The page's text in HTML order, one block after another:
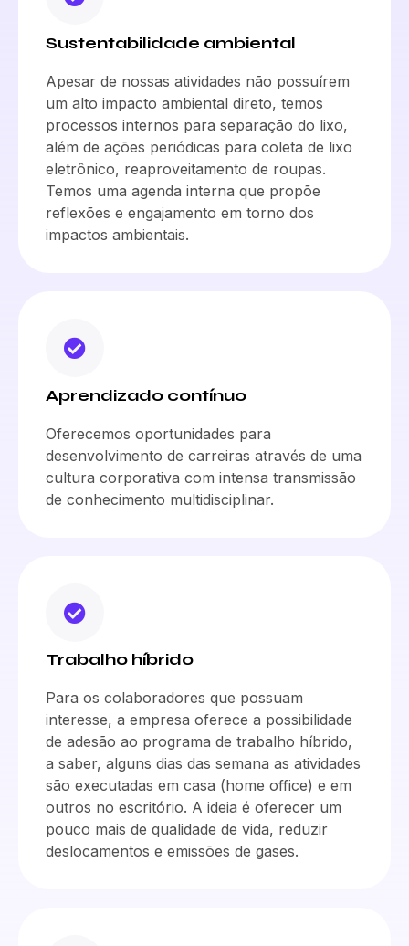
Sustentabilidade ambiental
Apesar de nossas atividades não possuírem
um alto impacto ambiental direto, temos
processos internos para separação do lixo,
além de ações periódicas para coleta de lixo
eletrônico, reaproveitamento de roupas.
Temos uma agenda interna que propõe
reflexões e engajamento em torno dos
impactos ambientais.
Aprendizado contínuo
Oferecemos oportunidades para
desenvolvimento de carreiras através de uma
cultura corporativa com intensa transmissão
de conhecimento multidisciplinar.
Trabalho híbrido
Para os colaboradores que possuam
interesse, a empresa oferece a possibilidade
de adesão ao programa de trabalho híbrido,
a saber, alguns dias das semana as atividades
são executadas em casa (home office) e em
outros no escritório. A ideia é oferecer um
pouco mais de qualidade de vida, reduzir
deslocamentos e emissões de gases.